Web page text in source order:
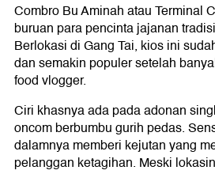
Combro Bu Aminah atau Terminal
buruan para pencinta jajanan
Berlokasi di Gang Tai, kios ini
dan semakin populer setelah
food vlogger.
Ciri khasnya ada pada adonan
oncom berbumbu gurih pedas.
dalamnya memberi kejutan yang
pelanggan ketagihan. Meski